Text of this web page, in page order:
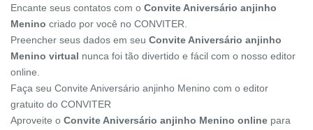
Encante seus contatos com o Convite Aniversário anjinho
Menino criado por você no CONVITER.
Preencher seus dados em seu Convite Aniversário anjinho
Menino virtual nunca foi tão divertido e fácil com o nosso editor
online.
Faça seu Convite Aniversário anjinho Menino com o editor
gratuito do CONVITER
Aproveite o Convite Aniversário anjinho Menino online para